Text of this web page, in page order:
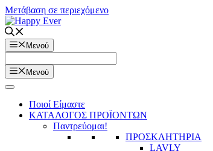
Μετάβαση σε περιεχόμενο
Μενού
Μενού
Ποιοί Είμαστε
ΚΑΤΑΛΟΓΟΣ ΠΡΟΪΟΝΤΩΝ
Παντρεύομαι!
ΠΡΟΣΚΛΗΤΗΡΙΑ
LAVLY